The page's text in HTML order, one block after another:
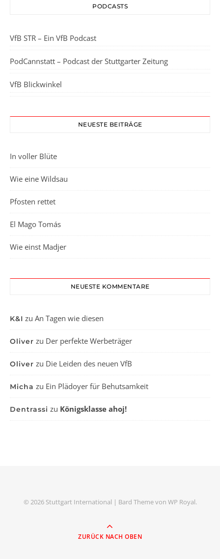
PODCASTS
VfB STR – Ein VfB Podcast
PodCannstatt – Podcast der Stuttgarter Zeitung
VfB Blickwinkel
NEUESTE BEITRÄGE
In voller Blüte
Wie eine Wildsau
Pfosten rettet
El Mago Tomás
Wie einst Madjer
NEUESTE KOMMENTARE
K&I zu An Tagen wie diesen
Oliver zu Der perfekte Werbeträger
Oliver zu Die Leiden des neuen VfB
Micha zu Ein Plädoyer für Behutsamkeit
Dentrassi zu Königsklasse ahoj!
© 2026 Stuttgart International | Bard Theme von WP Royal.
ZURÜCK NACH OBEN